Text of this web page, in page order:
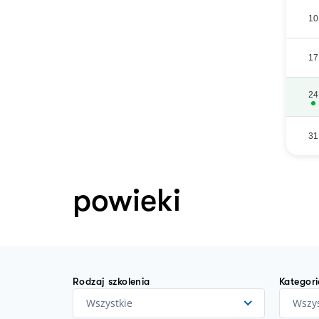
10
17
24
31
powieki
Rodzaj szkolenia
Wszystkie